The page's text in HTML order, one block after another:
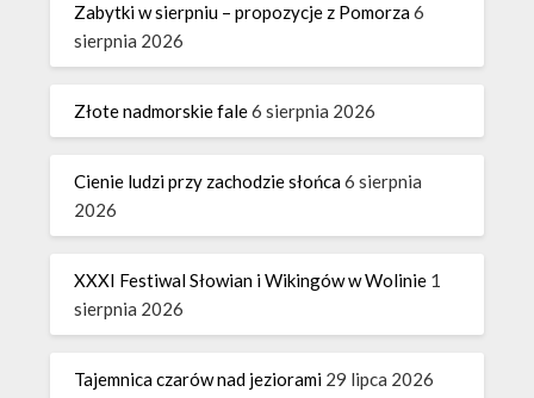
Zabytki w sierpniu – propozycje z Pomorza6
sierpnia 2026
Złote nadmorskie fale6 sierpnia 2026
Cienie ludzi przy zachodzie słońca6 sierpnia
2026
XXXI Festiwal Słowian i Wikingów w Wolinie 1
sierpnia 2026
Tajemnica czarów nad jeziorami 29 lipca 2026